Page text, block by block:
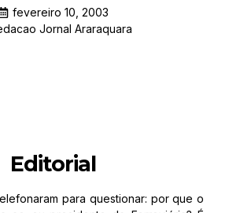
fevereiro 10, 2003
Jornal Araraquara
Editorial
para questionar: por que o